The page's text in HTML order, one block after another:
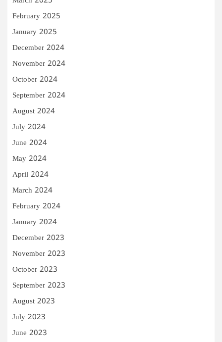
February 2025
January 2025
December 2024
November 2024
October 2024
September 2024
August 2024
July 2024
June 2024
May 2024
April 2024
March 2024
February 2024
January 2024
December 2023
November 2023
October 2023
September 2023
August 2023
July 2023
June 2023